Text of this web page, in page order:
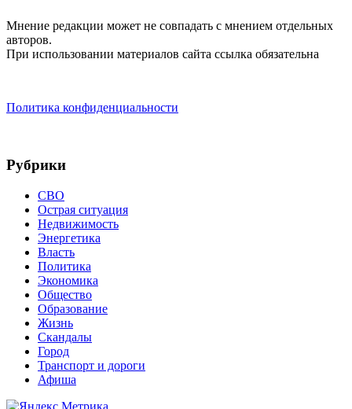
Мнение редакции может не совпадать с мнением отдельных
авторов.
При использовании материалов сайта ссылка обязательна
Политика конфиденциальности
Рубрики
СВО
Острая ситуация
Недвижимость
Энергетика
Власть
Политика
Экономика
Общество
Образование
Жизнь
Скандалы
Город
Транспорт и дороги
Афиша